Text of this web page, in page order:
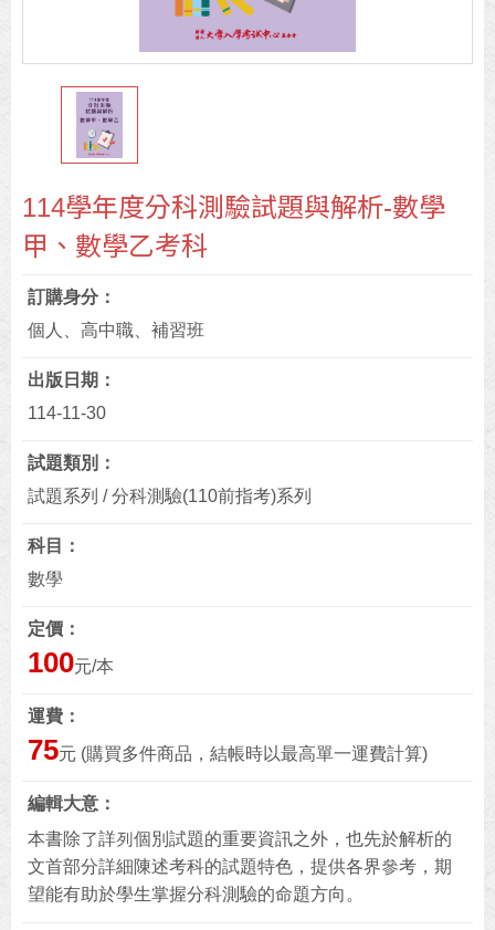
114學年度分科測驗試題與解析-數學
甲、數學乙考科
訂購身分
個人、高中職、補習班
出版日期
114-11-30
試題類別
試題系列 / 分科測驗(110前指考)系列
科目
數學
定價
100元/本
運費
75元 (購買多件商品，結帳時以最高單一運費計算)
編輯大意
本書除了詳列個別試題的重要資訊之外，也先於解析的
文首部分詳細陳述考科的試題特色，提供各界參考，期
望能有助於學生掌握分科測驗的命題方向。